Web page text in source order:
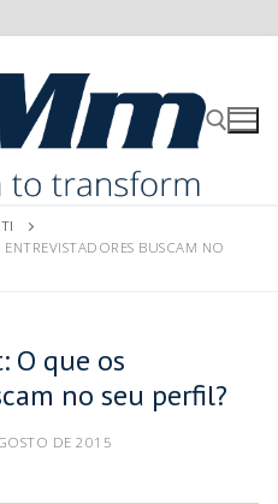
BUSCAM NO
O que os
no seu perfil?
DE 2015